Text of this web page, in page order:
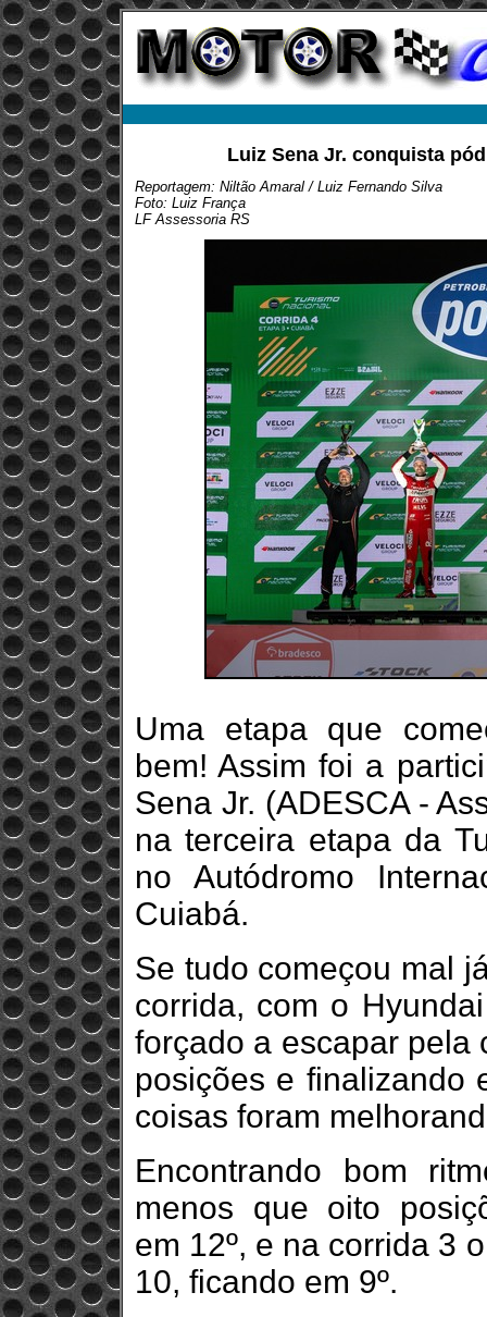
Luiz Sena Jr. conquista
Reportagem: Niltão Amaral / Luiz Fernando Silva
Foto: Luiz França
LF Assessoria RS
Uma etapa que
bem! Assim foi a
Sena Jr. (ADESCA -
na terceira etapa da
no Autódromo
Cuiabá.
Se tudo começou mal
corrida, com o
forçado a escapar pela
posições e finalizando
coisas foram
Encontrando bom
menos que oito
em 12º, e na corrida 3
10, ficando em 9º.